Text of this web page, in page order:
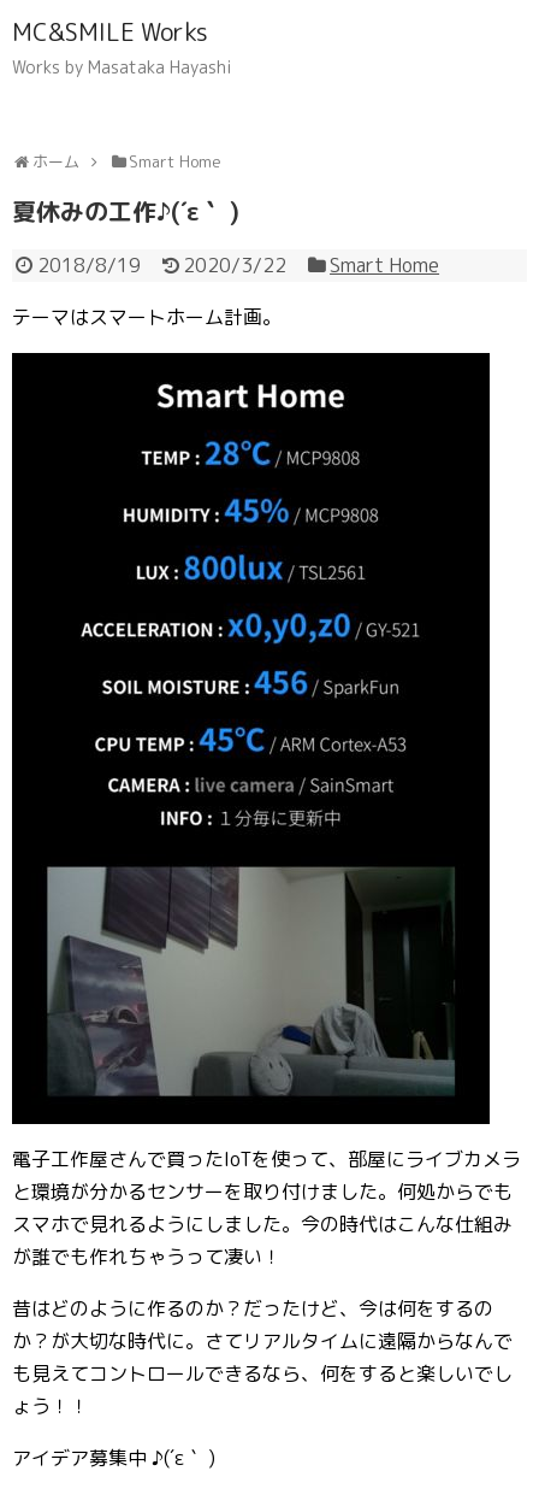
MC&SMILE Works
Works by Masataka Hayashi
ホーム Smart Home
夏休みの工作♪(´ε｀ )
2018/8/19 2020/3/22
Smart Home
テーマはスマートホーム計画。
電子工作屋さんで買ったIoTを使って、部屋にライブカメラ
と環境が分かるセンサーを取り付けました。何処からでも
スマホで見れるようにしました。今の時代はこんな仕組み
が誰でも作れちゃうって凄い！
昔はどのように作るのか？だったけど、今は何をするの
か？が大切な時代に。さてリアルタイムに遠隔からなんで
も見えてコントロールできるなら、何をすると楽しいでし
ょう！！
アイデア募集中 ♪(´ε｀ )